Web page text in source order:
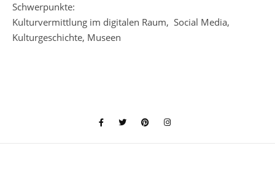
Schwerpunkte:
Kulturvermittlung im digitalen Raum, Social Media,
Kulturgeschichte, Museen